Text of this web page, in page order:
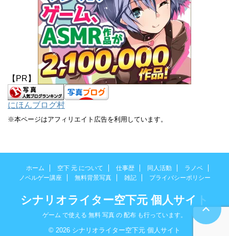
【PR】
にほんブログ村
※本ページはアフィリエイト広告を利用しています。
ホーム 空下 元 について 仕事歴 同人活動
ラノベ
ノベルゲー講座
無料背景写真 雑記 プライバシーポリシー
シナリオライター空下元 個人サイト
ゲーム で使える 無料 写真 の 配布 も行っています。
© 2026 シナリオライター空下元 個人サイト